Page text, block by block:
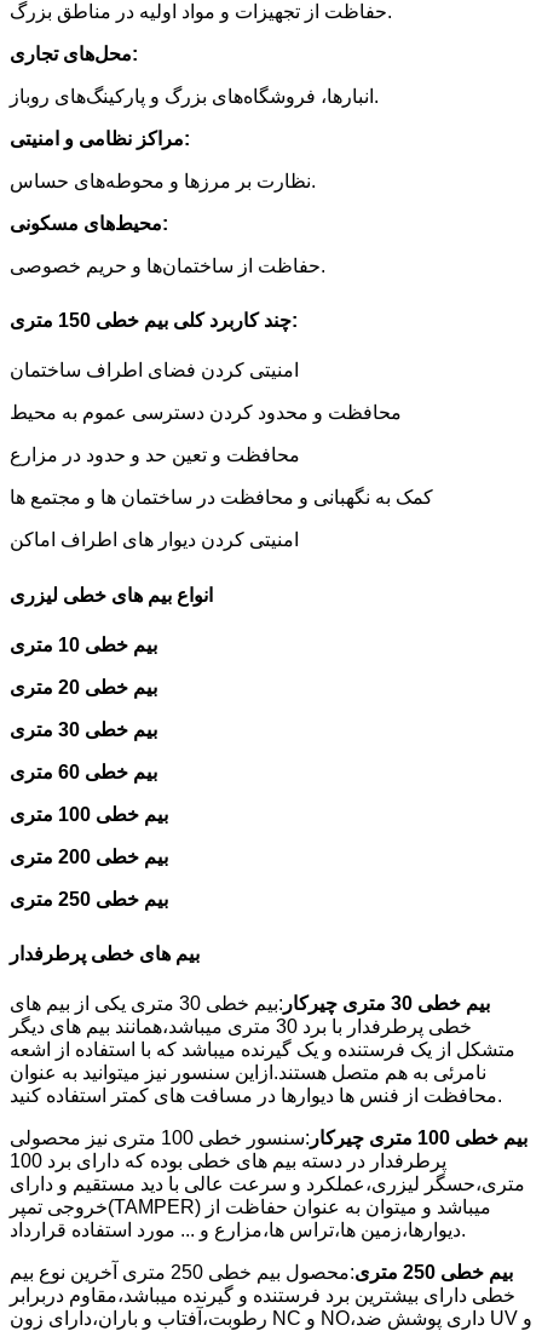
حفاظت از تجهیزات و مواد اولیه در مناطق بزرگ.
محل‌های تجاری:
انبارها، فروشگاه‌های بزرگ و پارکینگ‌های روباز.
مراکز نظامی و امنیتی:
نظارت بر مرزها و محوطه‌های حساس.
محیط‌های مسکونی:
حفاظت از ساختمان‌ها و حریم خصوصی.
چند کاربرد کلی بیم خطی 150 متری:
کمک به نگهبانی و محافظت در ساختمان ها و مجتمع ها
بیم های خطی پرطرفدار
بیم خطی 30 متری چیرکار
:بیم خطی 30 متری یکی از بیم های
خطی پرطرفدار با برد 30 متری میباشد،همانند بیم های دیگر
متشکل از یک فرستنده و یک گیرنده میباشد که با استفاده از اشعه
نامرئی به هم متصل هستند.ازاین سنسور نیز میتوانید به عنوان
محافظت از فنس ها دیوارها در مسافت های کمتر استفاده کنید.
بیم خطی 100 متری چیرکار
:سنسور خطی 100 متری نیز محصولی
پرطرفدار در دسته بیم های خطی بوده که دارای برد 100
متری،حسگر لیزری،عملکرد و سرعت عالی با دید مستقیم و دارای
خروجی تمپر(TAMPER) میباشد و میتوان به عنوان حفاظت از
دیوارها،زمین ها،تراس ها،مزارع و ... مورد استفاده قرارداد.
بیم خطی 250 متری
:محصول بیم خطی 250 متری آخرین نوع بیم
خطی دارای بیشترین برد فرستنده و گیرنده میباشد،مقاوم دربرابر
رطوبت،آفتاب و باران،دارای زون NC و NO،داری پوشش ضد UV و